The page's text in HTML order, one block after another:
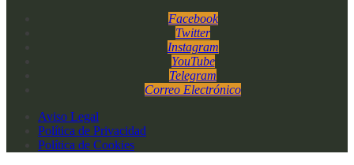
Facebook
Twitter
Instagram
YouTube
Telegram
Correo Electrónico
Aviso Legal
Política de Privacidad
Política de Cookies